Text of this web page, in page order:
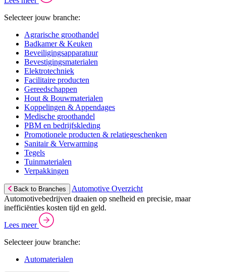
Selecteer jouw branche:
Agrarische groothandel
Badkamer & Keuken
Beveiligingsapparatuur
Bevestigingsmaterialen
Elektrotechniek
Facilitaire producten
Gereedschappen
Hout & Bouwmaterialen
Koppelingen & Appendages
Medische groothandel
PBM en bedrijfskleding
Promotionele producten & relatiegeschenken
Sanitair & Verwarming
Tegels
Tuinmaterialen
Verpakkingen
Back to Branches
Automotive Overzicht
Automotivebedrijven draaien op snelheid en precisie, maar
inefficiënties kosten tijd en geld.
Lees meer
Selecteer jouw branche:
Automaterialen